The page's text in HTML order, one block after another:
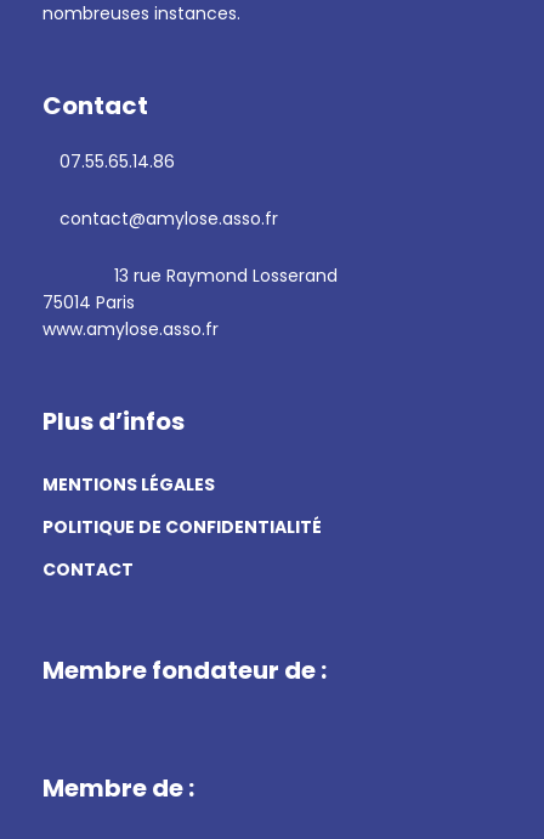
nombreuses instances.
Contact
07.55.65.14.86
contact@amylose.asso.fr
13 rue Raymond Losserand
75014 Paris
www.amylose.asso.fr
Plus d’infos
MENTIONS LÉGALES
POLITIQUE DE CONFIDENTIALITÉ
CONTACT
Membre fondateur de :
Membre de :